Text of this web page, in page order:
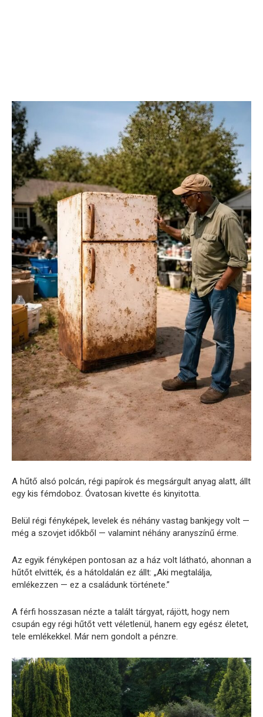
A hűtő alsó polcán, régi papírok és megsárgult anyag alatt, állt
egy kis fémdoboz. Óvatosan kivette és kinyitotta.
Belül régi fényképek, levelek és néhány vastag bankjegy volt —
még a szovjet időkből — valamint néhány aranyszínű érme.
Az egyik fényképen pontosan az a ház volt látható, ahonnan a
hűtőt elvitték, és a hátoldalán ez állt: „Aki megtalálja,
emlékezzen — ez a családunk története.”
A férfi hosszasan nézte a talált tárgyat, rájött, hogy nem
csupán egy régi hűtőt vett véletlenül, hanem egy egész életet,
tele emlékekkel. Már nem gondolt a pénzre.